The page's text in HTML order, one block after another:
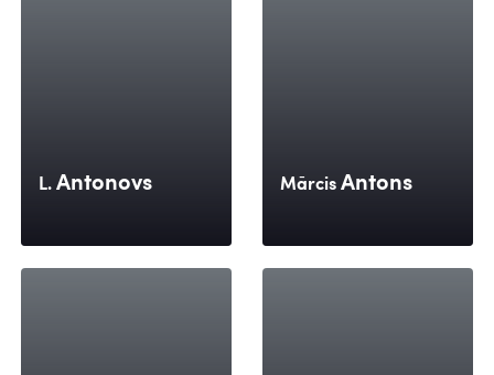
L. Antonovs Mārcis Antons